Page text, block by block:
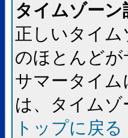
タイムゾー
正しいタイ
のほとんど
サマータイ
は、タイム
トップに戻る